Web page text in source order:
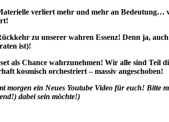
verliert mehr und mehr an
zu unserer wahren Essenz! Denn ja,
ist)!
als Chance wahrzunehmen! Wir alle sind
kosmisch orchestriert – massiv angeschoben!
ein Neues Youtube Video für euch! Bitte
dabei sein möchte!)